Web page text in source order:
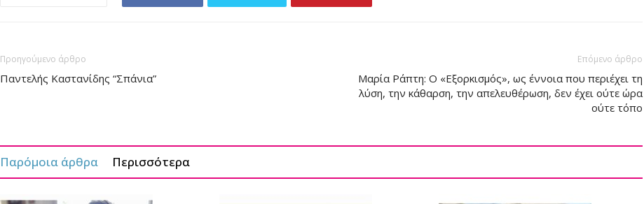
Προηγούμενο άρθρο
Παντελής Καστανίδης “Σπάνια”
Επόμενο άρθρο
Μαρία Ράπτη: Ο «Εξορκισμός», ως έννοια που περιέχει τη
λύση, την κάθαρση, την απελευθέρωση, δεν έχει ούτε ώρα
ούτε τόπο
Παρόμοια άρθρα Περισσότερα